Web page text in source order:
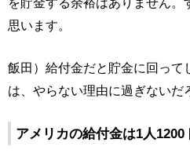
思います。
飯田）給付金だと貯金に回って
は、やらない理由に過ぎないだ
アメリカの給付金は1人1200